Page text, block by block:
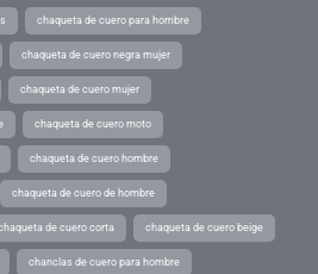
chaqueta de cuero para hombre
chaqueta de cuero negra mujer
chaqueta de cuero mujer
chaqueta de cuero moto
chaqueta de cuero hombre
chaqueta de cuero de hombre
de cuero corta chaqueta de cuero beige
chanclas de cuero para hombre